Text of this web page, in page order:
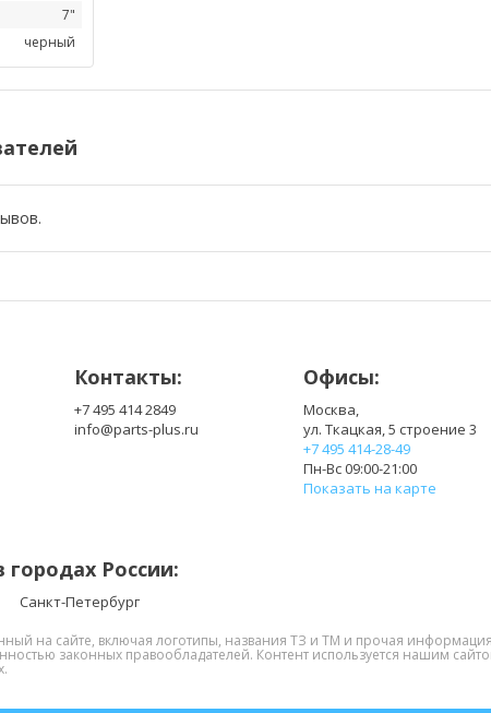
7"
черный
Контакты:
+7 495 414 2849
info@parts-plus.ru
Офисы:
Москва,
ул. Ткацкая, 5 строение 3
+7 495 414-28-49
Пн-Вс 09:00-21:00
Показать на карте
России:
Санкт-Петербург
на сайте, включая логотипы, названия ТЗ и ТМ и прочая
законных правообладателей. Контент используется нашим